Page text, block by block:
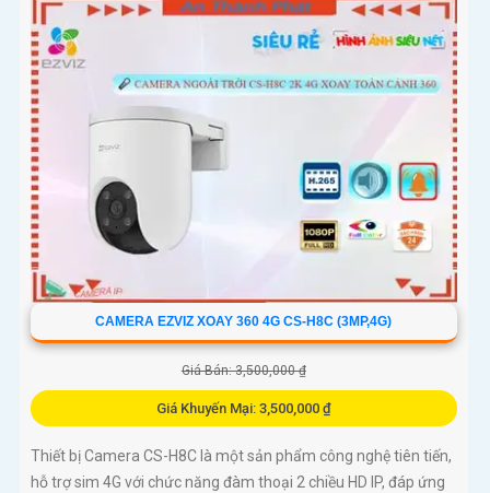
CAMERA EZVIZ XOAY 360 4G CS-H8C (3MP,4G)
Giá Bán: 3,500,000 ₫
Giá Khuyến Mại: 3,500,000 ₫
Thiết bị Camera CS-H8C là một sản phẩm công nghệ tiên tiến,
hỗ trợ sim 4G với chức năng đàm thoại 2 chiều HD IP, đáp ứng